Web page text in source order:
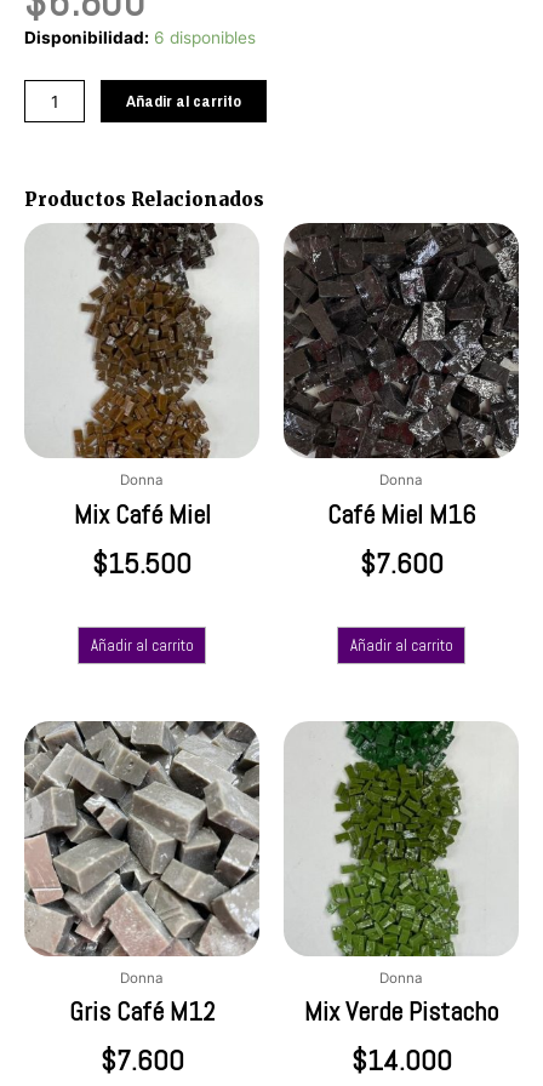
Disponibilidad: 6 disponibles
Verde
cantidad
Añadir al carrito
Productos Relacionados
Donna
Mix Café Miel
$15.500
Añadir al carrito
Donna
Café Miel M16
$7.600
Añadir al carrito
Donna
Gris Café M12
$7.600
Donna
Mix Verde Pistacho
$14.000